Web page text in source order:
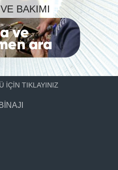
BAKIMI
İÇİN TIKLAYINIZ